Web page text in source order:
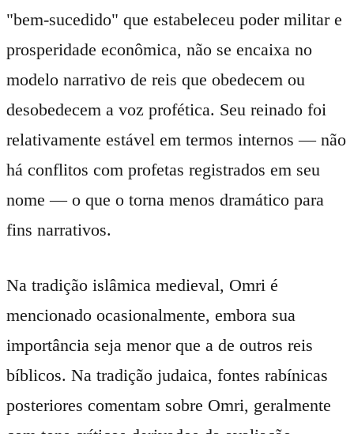
"bem-sucedido" que estabeleceu poder militar e
prosperidade econômica, não se encaixa no
modelo narrativo de reis que obedecem ou
desobedecem a voz profética. Seu reinado foi
relativamente estável em termos internos — não
há conflitos com profetas registrados em seu
nome — o que o torna menos dramático para
fins narrativos.
Na tradição islâmica medieval, Omri é
mencionado ocasionalmente, embora sua
importância seja menor que a de outros reis
bíblicos. Na tradição judaica, fontes rabínicas
posteriores comentam sobre Omri, geralmente